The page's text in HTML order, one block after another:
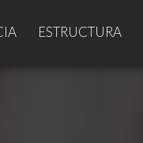
ESTRUCTURA